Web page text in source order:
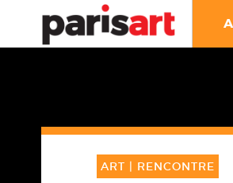
ART | RENCONTRE